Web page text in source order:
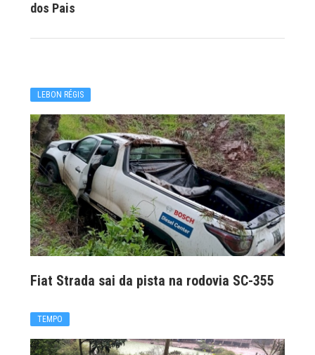
dos Pais
LEBON RÉGIS
Fiat Strada sai da pista na rodovia SC-355
TEMPO